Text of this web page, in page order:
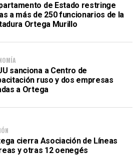
de Estado restringe
a más de 250 funcionarios de la
Ortega Murillo
sanciona a Centro de
ruso y dos empresas
a Ortega
cierra Asociación de Líneas
y otras 12 oenegés